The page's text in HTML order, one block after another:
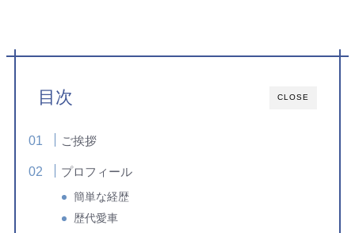
CLOSE
目次
ご挨拶
プロフィール
簡単な経歴
歴代愛車